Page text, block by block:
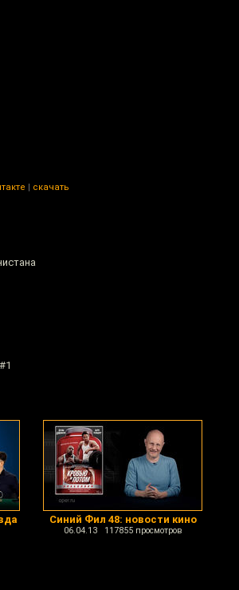
| скачать
Синий Фил 48: новости кино
06.04.13 117855 просмотров